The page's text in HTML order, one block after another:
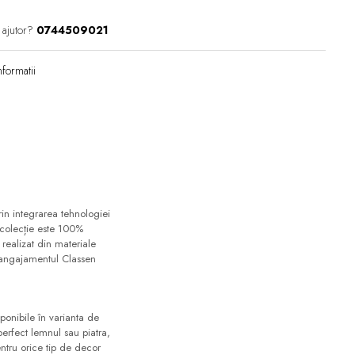
0744509021
integrarea tehnologiei
este 100%
din materiale
Classen
în varianta de
lemnul sau piatra,
orice tip de decor